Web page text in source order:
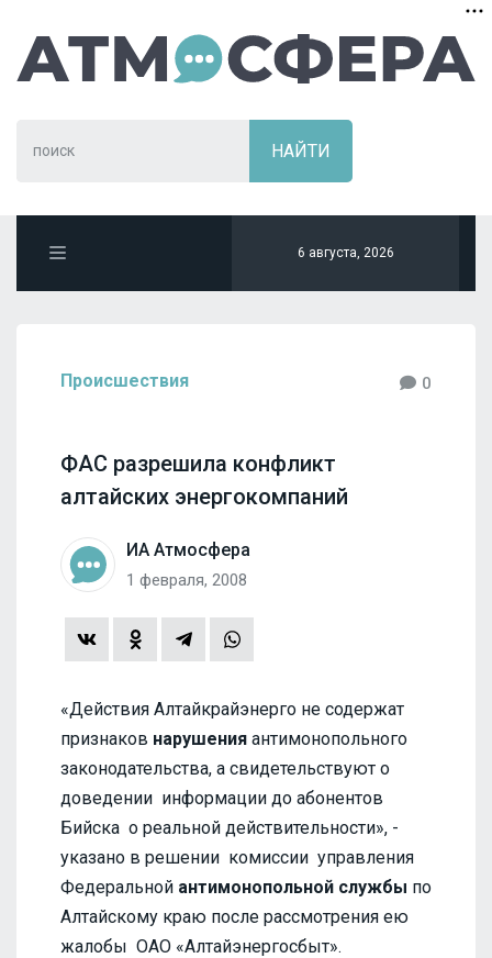
6 августа, 2026
Происшествия 0
ФАС разрешила конфликт
алтайских энергокомпаний
ИА Атмосфера
1 февраля, 2008
«Действия Алтайкрайэнерго не содержат
признаков нарушения антимонопольного
законодательства, а свидетельствуют о
доведении информации до абонентов
Бийска о реальной действительности», -
указано в решении комиссии управления
Федеральной антимонопольной службы по
Алтайскому краю после рассмотрения ею
жалобы ОАО «Алтайэнергосбыт».